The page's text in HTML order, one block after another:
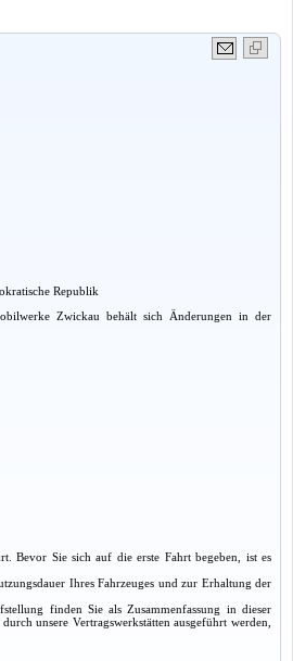
Republik
Zwickau behält sich Änderungen in der
Bevor Sie sich auf die erste Fahrt begeben, ist es
Ihres Fahrzeuges und zur Erhaltung der
finden Sie als Zusammenfassung in dieser
unsere Vertragswerkstätten ausgeführt werden,